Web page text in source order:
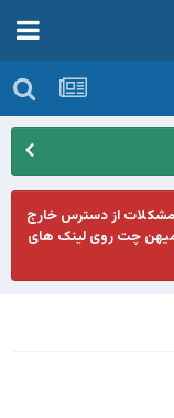
از دسترس خارج
چت روی لینک های